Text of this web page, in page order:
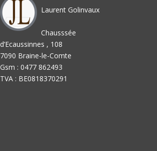
Laurent Golinvaux
Chausssée
d’Ecaussinnes , 108
7090 Braine-le-Comte
Gsm : 0477 862493
TVA : BE0818370291